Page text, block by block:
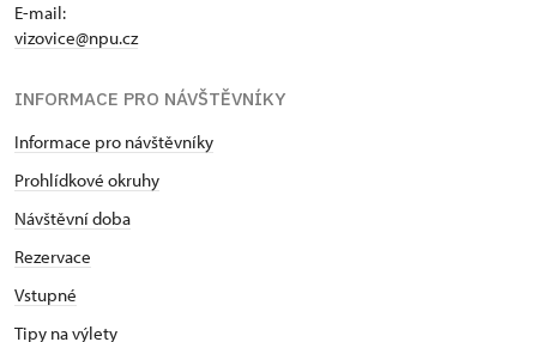
E-mail:
vizovice@npu.cz
INFORMACE PRO NÁVŠTĚVNÍKY
Informace pro návštěvníky
Prohlídkové okruhy
Návštěvní doba
Rezervace
Vstupné
Tipy na výlety